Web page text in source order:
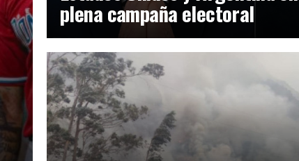
plena campaña electoral